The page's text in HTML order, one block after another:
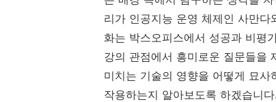
리가 인공지능 운영 체제인 사만
화는 박스오피스에서 성공과 비평
강의 관점에서 흥미로운 질문들을
미치는 기술의 영향을 어떻게 묘
작용하는지 알아보도록 하겠습니다.